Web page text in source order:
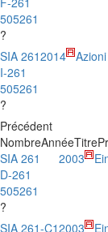
505261
?
SIA 261
I-261
505261
?
2014
Précédent
NombreAnnéeTitre
SIA 261
D-261
505261
?
2003
SIA 261-C12003